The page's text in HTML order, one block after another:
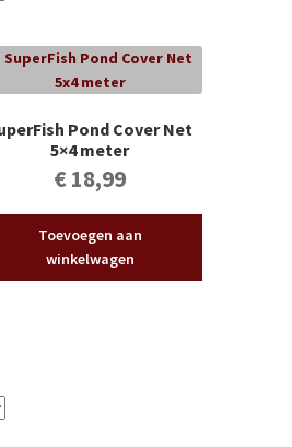
Pond Cover Net
5×4 meter
€18,99
Toevoegen aan
winkelwagen